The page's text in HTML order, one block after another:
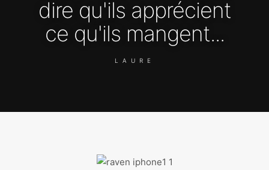
dire qu'ils apprécient
ce qu'ils mangent...
LAURE